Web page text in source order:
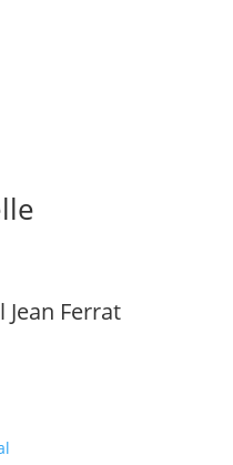
Ferrat